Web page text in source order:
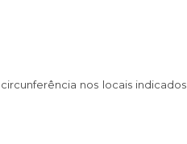
nos locais indicados